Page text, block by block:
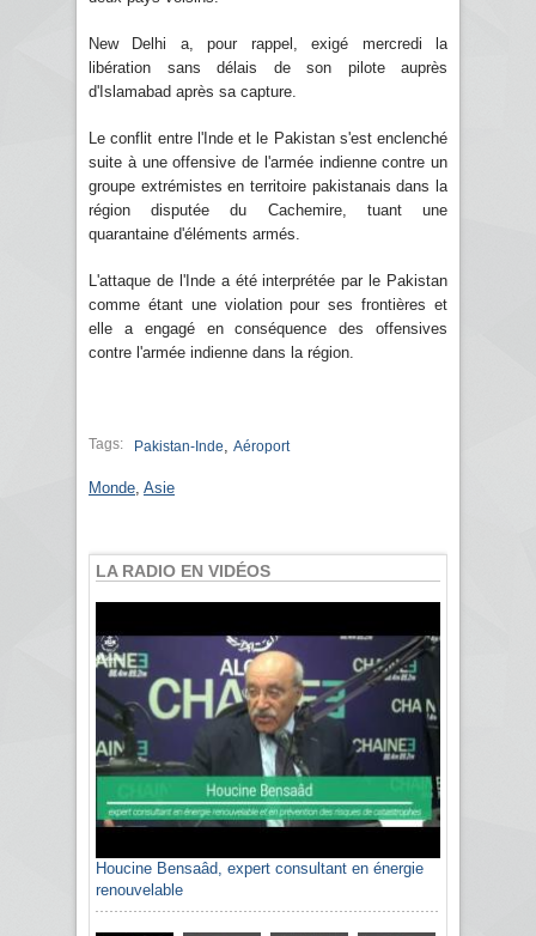
New Delhi a, pour rappel, exigé mercredi la
libération sans délais de son pilote auprès
d'Islamabad après sa capture.
Le conflit entre l'Inde et le Pakistan s'est enclenché
suite à une offensive de l'armée indienne contre un
groupe extrémistes en territoire pakistanais dans la
région disputée du Cachemire, tuant une
quarantaine d'éléments armés.
L'attaque de l'Inde a été interprétée par le Pakistan
comme étant une violation pour ses frontières et
elle a engagé en conséquence des offensives
contre l'armée indienne dans la région.
Tags: Pakistan-Inde Aéroport
Monde Asie
LA RADIO EN VIDÉOS
Houcine Bensaâd, expert consultant en énergie
renouvelable